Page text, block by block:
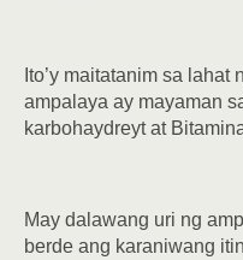
Ito’y maitatanim sa
ampalaya ay mayaman
karbohaydreyt at
May dalawang uri ng
berde ang karaniwang